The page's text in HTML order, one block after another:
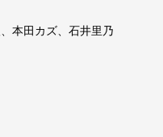
本田カズ、石井里乃